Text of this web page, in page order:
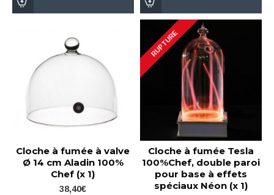
Cloche à fumée à valve
Ø 14 cm Aladin 100%
Chef (x 1)
38,40€
RUPTURE
Cloche à fumée Tesla
100%Chef, double paroi
pour base à effets
spéciaux Néon (x 1)